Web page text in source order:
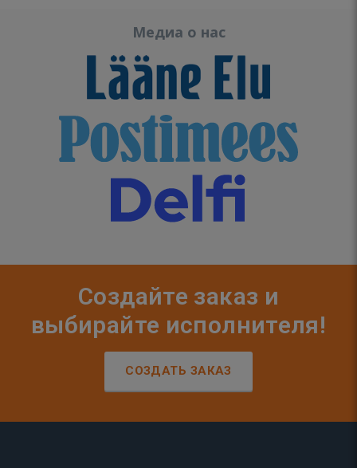
Медиа о нас
Создайте заказ и
выбирайте исполнителя!
СОЗДАТЬ ЗАКАЗ